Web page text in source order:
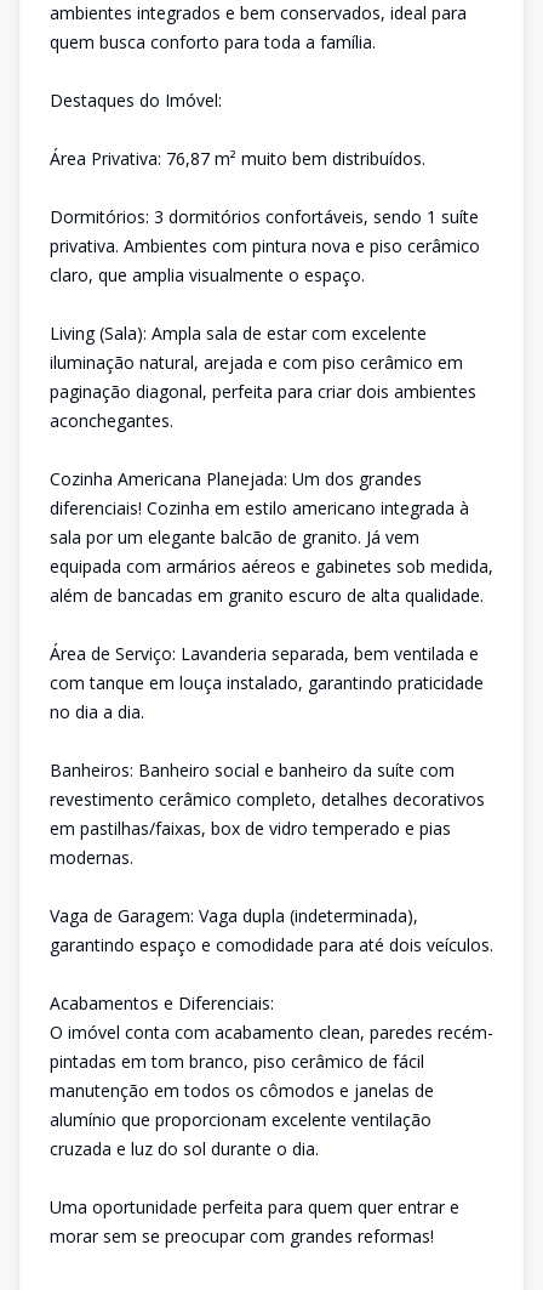
ambientes integrados e bem conservados, ideal para
quem busca conforto para toda a família.
Destaques do Imóvel:
Área Privativa: 76,87 m² muito bem distribuídos.
Dormitórios: 3 dormitórios confortáveis, sendo 1 suíte
privativa. Ambientes com pintura nova e piso cerâmico
claro, que amplia visualmente o espaço.
Living (Sala): Ampla sala de estar com excelente
iluminação natural, arejada e com piso cerâmico em
paginação diagonal, perfeita para criar dois ambientes
aconchegantes.
Cozinha Americana Planejada: Um dos grandes
diferenciais! Cozinha em estilo americano integrada à
sala por um elegante balcão de granito. Já vem
equipada com armários aéreos e gabinetes sob medida,
além de bancadas em granito escuro de alta qualidade.
Área de Serviço: Lavanderia separada, bem ventilada e
com tanque em louça instalado, garantindo praticidade
no dia a dia.
Banheiros: Banheiro social e banheiro da suíte com
revestimento cerâmico completo, detalhes decorativos
em pastilhas/faixas, box de vidro temperado e pias
modernas.
Vaga de Garagem: Vaga dupla (indeterminada),
garantindo espaço e comodidade para até dois veículos.
Acabamentos e Diferenciais:
O imóvel conta com acabamento clean, paredes recém-
pintadas em tom branco, piso cerâmico de fácil
manutenção em todos os cômodos e janelas de
alumínio que proporcionam excelente ventilação
cruzada e luz do sol durante o dia.
Uma oportunidade perfeita para quem quer entrar e
morar sem se preocupar com grandes reformas!